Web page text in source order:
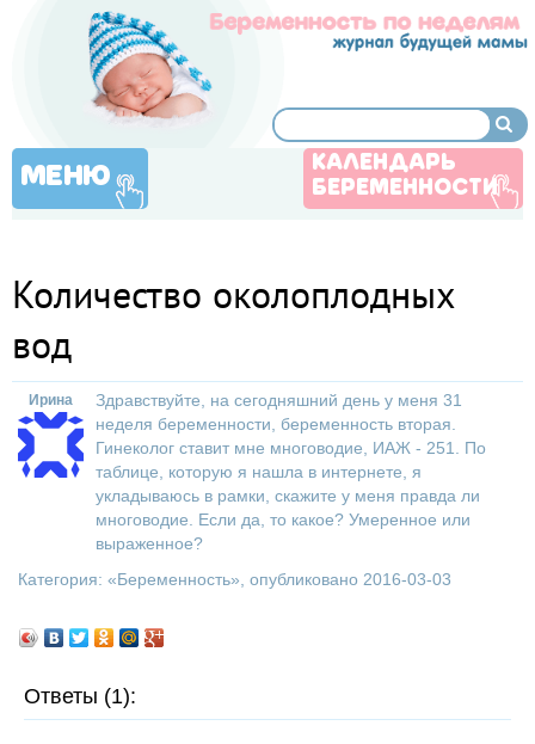
МЕНЮ
КАЛЕНДАРЬ
БЕРЕМЕННОСТИ
Количество околоплодных
вод
Ирина
Здравствуйте, на сегодняшний день у меня 31
неделя беременности, беременность вторая.
Гинеколог ставит мне многоводие, ИАЖ - 251. По
таблице, которую я нашла в интернете, я
укладываюсь в рамки, скажите у меня правда ли
многоводие. Если да, то какое? Умеренное или
выраженное?
Категория: «Беременность», опубликовано 2016-03-03
Ответы (1):